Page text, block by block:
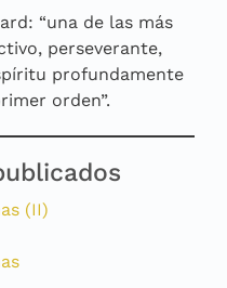
“una de las más
perseverante,
profundamente
orden”.
(II)